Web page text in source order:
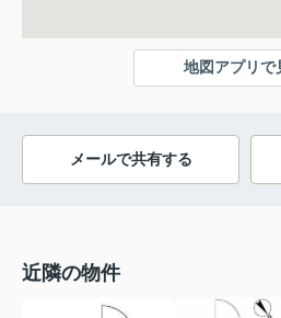
地図アプリで
メールで共有する
近隣の物件